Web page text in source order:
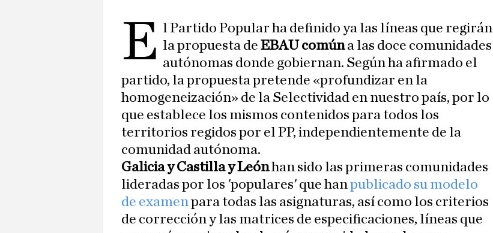
E l Partido Popular ha definido ya las líneas que regirán
la propuesta deEBAU comúna las doce comunidades
autónomas donde gobiernan. Según ha afirmado el
partido, la propuesta pretende «profundizar en la
homogeneización» de la Selectividad en nuestro país, por lo
que establece los mismos contenidos para todos los
territorios regidos por el PP, independientemente de la
comunidad autónoma.
Galicia y Castilla y Leónhan sido las primeras comunidades
lideradas por los 'populares' que hanpublicado su modelo
de examenpara todas las asignaturas, así como los criterios
de corrección y las matrices de especificaciones, líneas que